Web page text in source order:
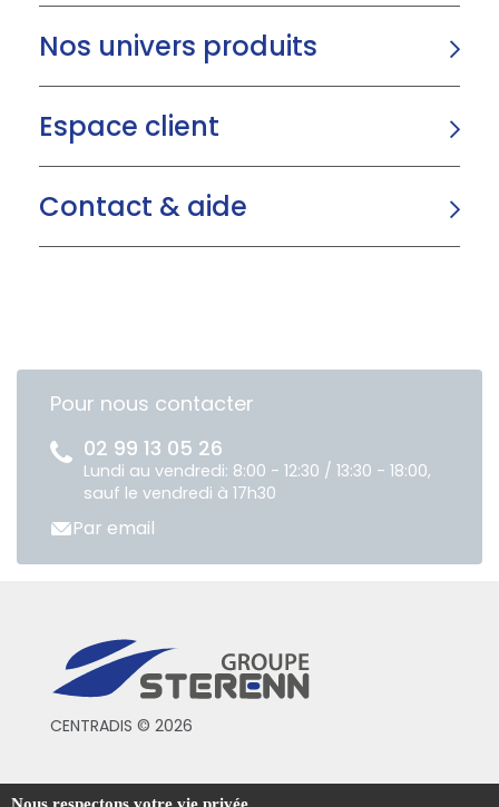
Nos univers produits
Espace client
Contact & aide
Pour nous contacter
02 99 13 05 26
Lundi au vendredi: 8:00 - 12:30 / 13:30 - 18:00,
sauf le vendredi à 17h30
Par email
CENTRADIS © 2026
Conditions générales de vente